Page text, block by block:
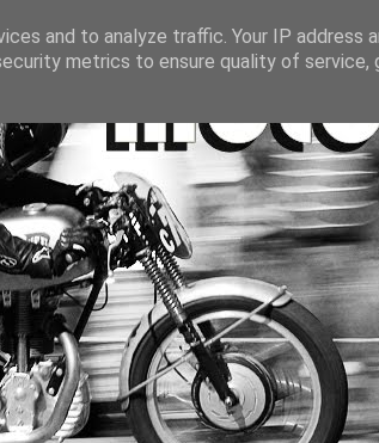
and to analyze traffic. Your IP address
metrics to ensure quality of service,